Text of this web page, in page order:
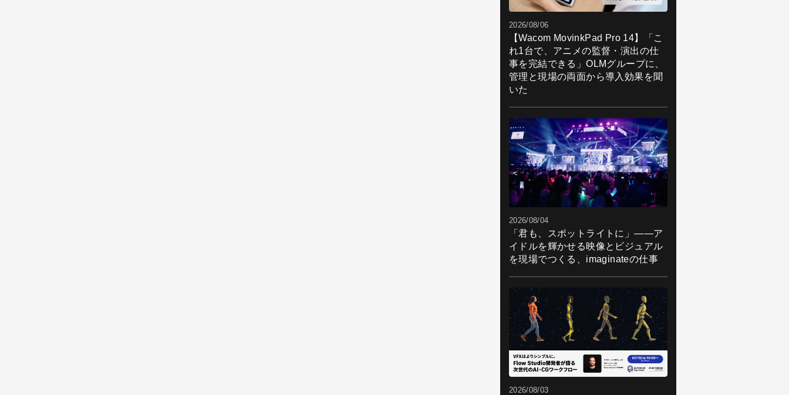
2026/08/06
【Wacom MovinkPad Pro 14】「こ
れ1台で、アニメの監督・演出の仕
事を完結できる」OLMグループに、
管理と現場の両面から導入効果を聞
いた
2026/08/04
「君も、スポットライトに」――ア
イドルを輝かせる映像とビジュアル
を現場でつくる、imaginateの仕事
2026/08/03